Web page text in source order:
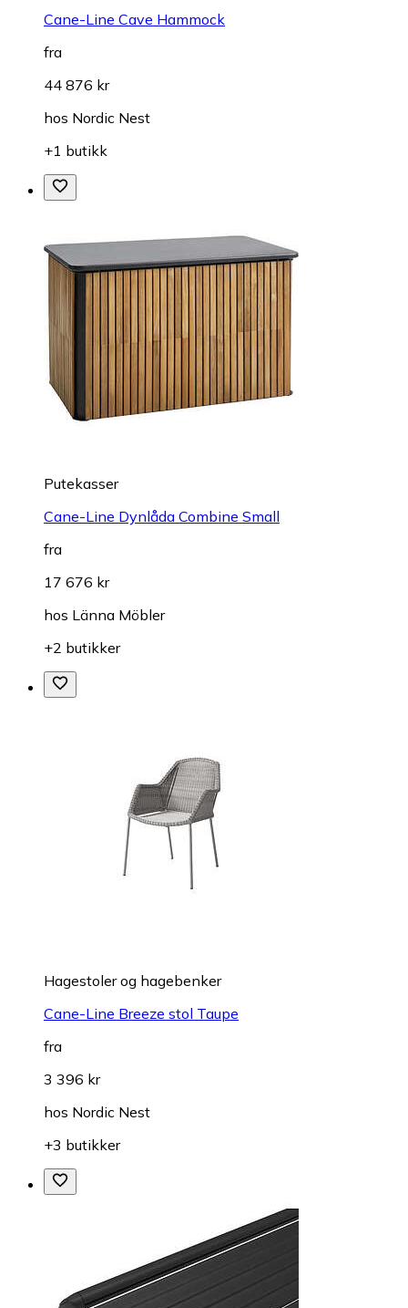
Cane-Line Cave Hammock
fra
44 876 kr
hos Nordic Nest
+1 butikk
Putekasser
Cane-Line Dynlåda Combine Small
fra
17 676 kr
hos Länna Möbler
+2 butikker
Hagestoler og hagebenker
Cane-Line Breeze stol Taupe
fra
3 396 kr
hos Nordic Nest
+3 butikker